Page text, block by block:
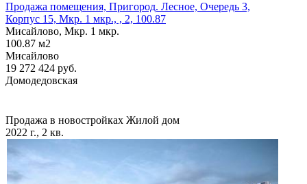
Продажа помещения, Пригород. Лесное, Очередь 3,
Корпус 15, Мкр. 1 мкр., , 2, 100.87
Мисайлово, Мкр. 1 мкр.
100.87 м2
Мисайлово
19 272 424 руб.
Домодедовская
Продажа в новостройках Жилой дом
2022 г., 2 кв.